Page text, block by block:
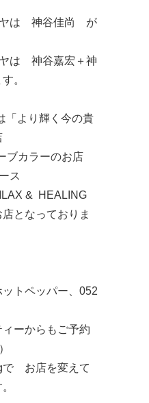
ヤは 神谷佳尚 が
は 神谷嘉宏＋神
。
より輝く今の貴
カラーのお店
ス
& HEALING
となっておりま
トペッパー、052
ーからもご予約
で お店を変えて